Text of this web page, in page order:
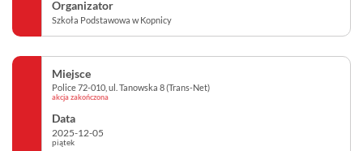
Szkoła Podstawowa w Kopnicy
Police 72-010, ul. Tanowska 8 (Trans-Net)
akcja zakończona
2025-12-05
piątek